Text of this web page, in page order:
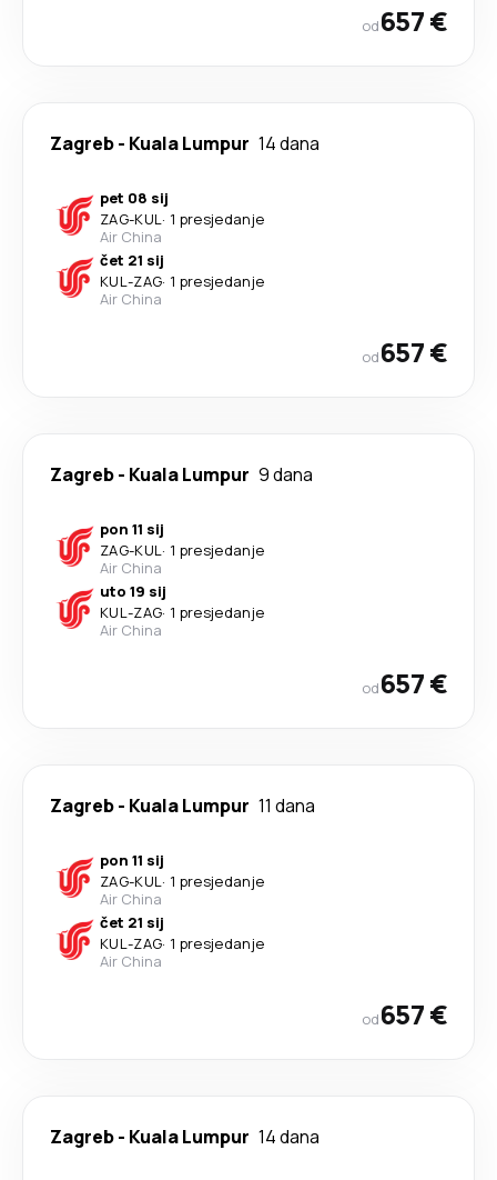
od657 €
Zagreb- Kuala Lumpur 14 dana
pet 08 sij
ZAG-KUL· 1 presjedanje
Air China
čet 21 sij
KUL-ZAG· 1 presjedanje
Air China
od657 €
Zagreb- Kuala Lumpur 9 dana
pon 11 sij
ZAG-KUL· 1 presjedanje
Air China
uto 19 sij
KUL-ZAG· 1 presjedanje
Air China
od657 €
Zagreb- Kuala Lumpur 11 dana
pon 11 sij
ZAG-KUL· 1 presjedanje
Air China
čet 21 sij
KUL-ZAG· 1 presjedanje
Air China
od657 €
Zagreb- Kuala Lumpur 14 dana